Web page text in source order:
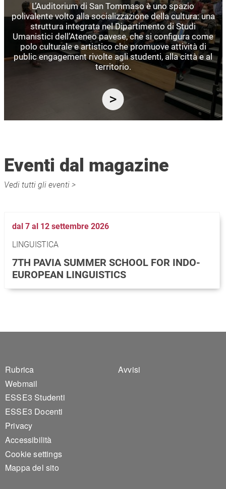
L’Auditorium di San Tommaso è uno spazio
polivalente volto alla socializzazione della cultura: una
struttura integrata nel Dipartimento di Studi
Umanistici dell’Ateneo pavese, che si configura come
polo culturale e artistico che promuove attività di
public engagement rivolte agli studenti, alla città e al
territorio.
Vedi tutti gli eventi >
Eventi dal magazine
dal 7 al 12 settembre 2026
LINGUISTICA
7TH PAVIA SUMMER SCHOOL FOR INDO-
EUROPEAN LINGUISTICS
Footer 1
Rubrica
Webmail
ESSE3 Studenti
ESSE3 Docenti
Privacy
Accessibilità
Cookie settings
Mappa del sito
Footer 2
Avvisi